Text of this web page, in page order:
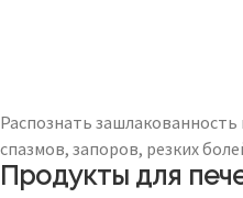
Распознать
спазмов, запоров, резких
Продукты для